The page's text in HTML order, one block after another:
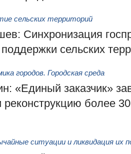
сельских территорий
Синхронизация
сельских
городов. Городская среда
«Единый заказчик»
реконструкцию более
ситуации и ликвидация их